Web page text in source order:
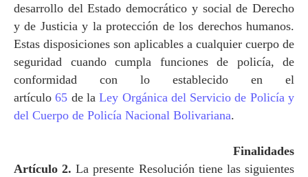
desarrollo del Estado democrático y social de Derecho
y de Justicia y la protección de los derechos humanos.
Estas disposiciones son aplicables a cualquier cuerpo de
seguridad cuando cumpla funciones de policía, de
conformidad con lo establecido en el
artículo65 de laLey Orgánicadel Servicio de Policía y
del Cuerpo de Policía Nacional Bolivariana.
Finalidades
Artículo 2.La presente Resolución tiene las siguientes